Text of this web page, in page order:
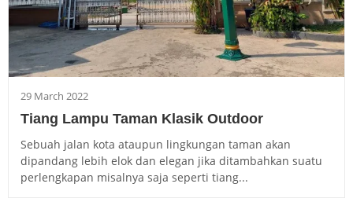
29 March 2022
Tiang Lampu Taman Klasik Outdoor
Sebuah jalan kota ataupun lingkungan taman akan
dipandang lebih elok dan elegan jika ditambahkan suatu
perlengkapan misalnya saja seperti tiang...